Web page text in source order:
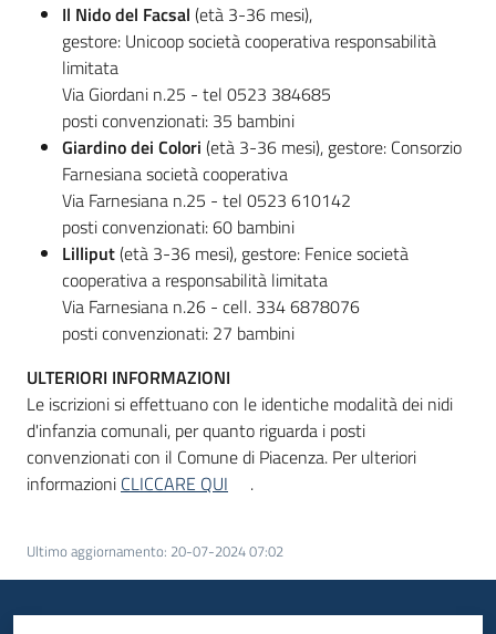
Il Nido del Facsal (età 3-36 mesi),
gestore: Unicoop società cooperativa responsabilità
limitata
Via Giordani n.25 - tel 0523 384685
posti convenzionati: 35 bambini
Giardino dei Colori (età 3-36 mesi), gestore: Consorzio
Farnesiana società cooperativa
Via Farnesiana n.25 - tel 0523 610142
posti convenzionati: 60 bambini
Lilliput(età 3-36 mesi), gestore: Fenice società
cooperativa a responsabilità limitata
Via Farnesiana n.26 - cell. 334 6878076
posti convenzionati: 27 bambini
ULTERIORI INFORMAZIONI
Le iscrizioni si effettuano con le identiche modalità dei nidi
d'infanzia comunali, per quanto riguarda i posti
convenzionati con il Comune di Piacenza. Per ulteriori
informazioni CLICCARE QUI .
Ultimo aggiornamento: 20-07-2024 07:02